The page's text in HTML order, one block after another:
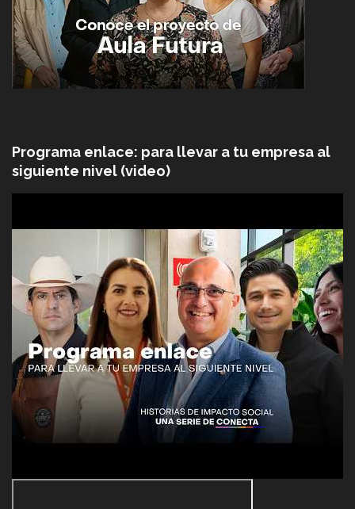
Programa enlace: para llevar a tu empresa al
siguiente nivel (video)